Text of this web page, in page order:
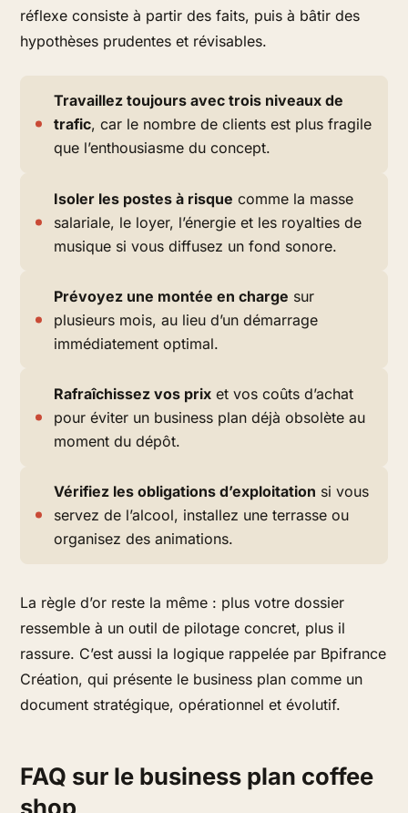
réflexe consiste à partir des faits, puis à bâtir des
hypothèses prudentes et révisables.
Travaillez toujours avec trois niveaux de
trafic, car le nombre de clients est plus fragile
que l’enthousiasme du concept.
Isoler les postes à risque comme la masse
salariale, le loyer, l’énergie et les royalties de
musique si vous diffusez un fond sonore.
Prévoyez une montée en charge sur
plusieurs mois, au lieu d’un démarrage
immédiatement optimal.
Rafraîchissez vos prix et vos coûts d’achat
pour éviter un business plan déjà obsolète au
moment du dépôt.
Vérifiez les obligations d’exploitation si vous
servez de l’alcool, installez une terrasse ou
organisez des animations.
La règle d’or reste la même : plus votre dossier
ressemble à un outil de pilotage concret, plus il
rassure. C’est aussi la logique rappelée par Bpifrance
Création, qui présente le business plan comme un
document stratégique, opérationnel et évolutif.
FAQ sur le business plan coffee
shop